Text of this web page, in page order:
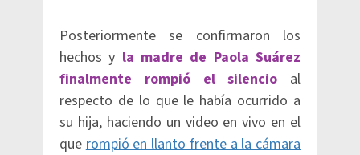
Posteriormente se confirmaron los
hechos y la madre de Paola Suárez
finalmente rompió el silencio al
respecto de lo que le había ocurrido a
su hija, haciendo un video en vivo en el
querompió en llanto frente a la cámara